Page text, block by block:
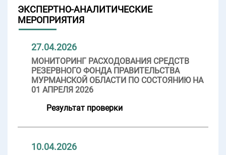
ЭКСПЕРТНО-АНАЛИТИЧЕСКИЕ
МЕРОПРИЯТИЯ
27.04.2026
МОНИТОРИНГ РАСХОДОВАНИЯ СРЕДСТВ
РЕЗЕРВНОГО ФОНДА ПРАВИТЕЛЬСТВА
МУРМАНСКОЙ ОБЛАСТИ ПО СОСТОЯНИЮ НА
01 АПРЕЛЯ 2026
Результат проверки
10.04.2026